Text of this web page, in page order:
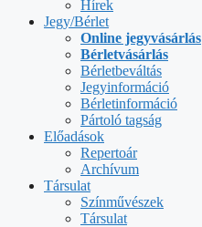
Hírek
Jegy/Bérlet
Online jegyvásárlás
Bérletvásárlás
Bérletbeváltás
Jegyinformáció
Bérletinformáció
Pártoló tagság
Előadások
Repertoár
Archívum
Társulat
Színművészek
Társulat